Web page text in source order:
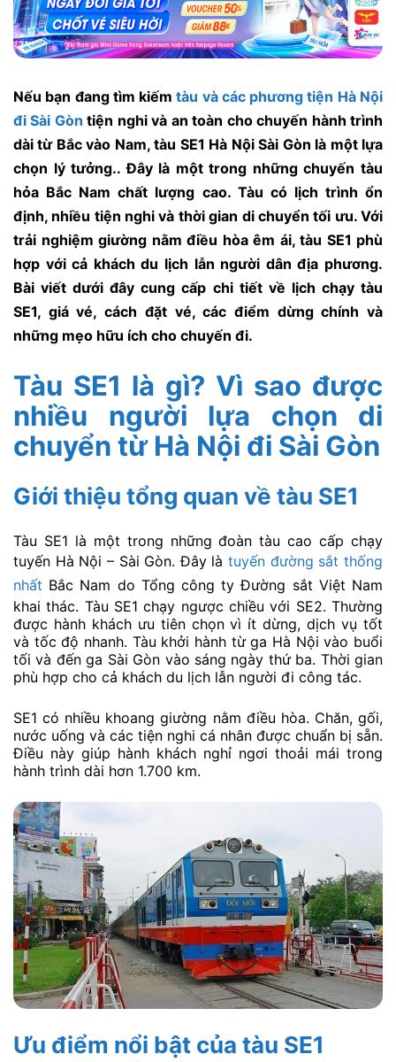
Nếu bạn đang tìm kiếmtàu và các phương tiện Hà Nội
đi Sài Gòn tiện nghi và an toàn cho chuyến hành trình
dài từ Bắc vào Nam, tàu SE1 Hà Nội Sài Gòn là một lựa
chọn lý tưởng.. Đây là một trong những chuyến tàu
hỏa Bắc Nam chất lượng cao. Tàu có lịch trình ổn
định, nhiều tiện nghi và thời gian di chuyển tối ưu. Với
trải nghiệm giường nằm điều hòa êm ái, tàu SE1 phù
hợp với cả khách du lịch lẫn người dân địa phương.
Bài viết dưới đây cung cấp chi tiết về lịch chạy tàu
SE1, giá vé, cách đặt vé, các điểm dừng chính và
những mẹo hữu ích cho chuyến đi.
Tàu SE1 là gì? Vì sao được
nhiều người lựa chọn di
chuyển từ Hà Nội đi Sài Gòn
Giới thiệu tổng quan về tàu SE1
Tàu SE1 là một trong những đoàn tàu cao cấp chạy
tuyến Hà Nội – Sài Gòn. Đây làtuyến đường sắt thống
nhất Bắc Nam do Tổng công ty Đường sắt Việt Nam
khai thác. Tàu SE1 chạy ngược chiều với SE2. Thường
được hành khách ưu tiên chọn vì ít dừng, dịch vụ tốt
và tốc độ nhanh. Tàu khởi hành từ ga Hà Nội vào buổi
tối và đến ga Sài Gòn vào sáng ngày thứ ba. Thời gian
phù hợp cho cả khách du lịch lẫn người đi công tác.
SE1 có nhiều khoang giường nằm điều hòa. Chăn, gối,
nước uống và các tiện nghi cá nhân được chuẩn bị sẵn.
Điều này giúp hành khách nghỉ ngơi thoải mái trong
hành trình dài hơn 1.700 km.
Ưu điểm nổi bật của tàu SE1